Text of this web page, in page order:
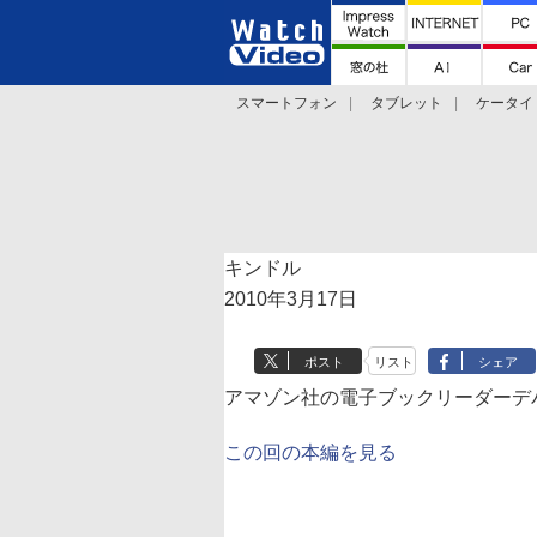
スマートフォン タブレット
ケータイ
キンドル
2010年3月17日
ポスト リスト シェア
アマゾン社の電子ブックリーダー
この回の本編を見る